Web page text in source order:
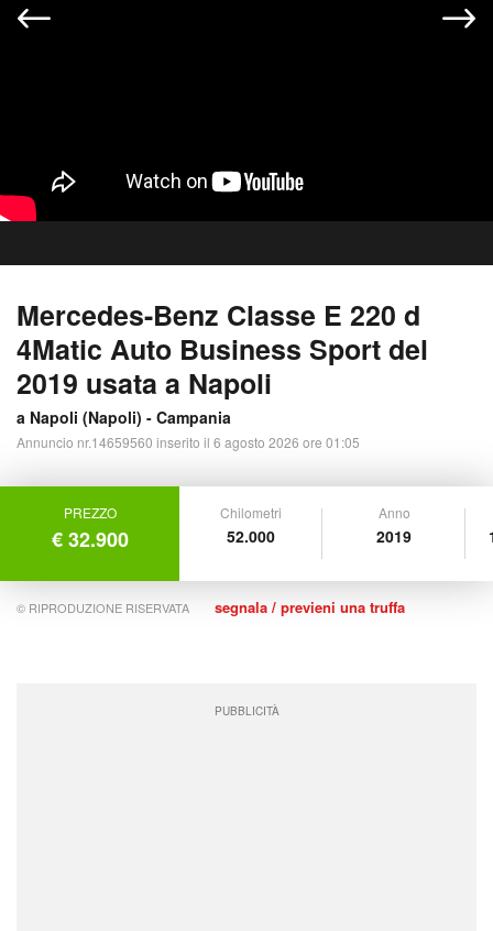
Mercedes-Benz Classe E 220 d
4Matic Auto Business Sport del
2019 usata a Napoli
a Napoli (Napoli) - Campania
Annuncio nr.14659560 inserito il 6 agosto 2026 ore 01:05
PREZZO
€ 32.900
Chilometri
52.000
Anno
2019
© RIPRODUZIONE RISERVATA segnala / previeni una truffa
PUBBLICITÀ